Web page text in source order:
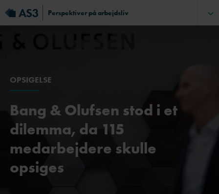
Perspektiver på arbejdsliv
OPSIGELSE
Bang & Olufsen stod i et
dilemma, da 115
medarbejdere skulle
opsiges